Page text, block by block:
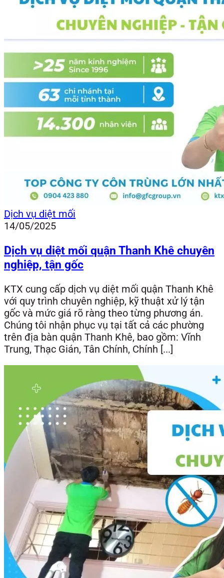
Dịch vụ diệt mối
14/05/2025
Dịch vụ diệt mối quận Thanh Khê chuyên
nghiệp, tận gốc
KTX cung cấp dịch vụ diệt mối quận Thanh Khê
với quy trình chuyên nghiệp, kỹ thuật xử lý tận
gốc và mức giá rõ ràng theo từng phương án.
Chúng tôi nhận phục vụ tại tất cả các phường
trên địa bàn quận Thanh Khê, bao gồm: Vĩnh
Trung, Thạc Gián, Tân Chính, Chính [...]